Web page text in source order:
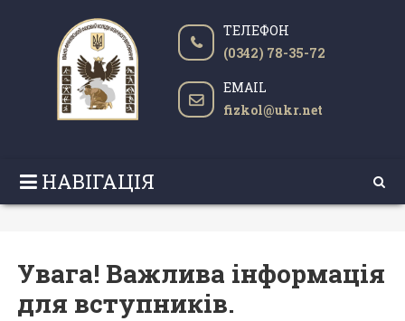
ТЕЛЕФОН
(0342) 78-35-72
EMAIL
fizkol@ukr.net
НАВІГАЦІЯ
Увага! Важлива інформація
для вступників.